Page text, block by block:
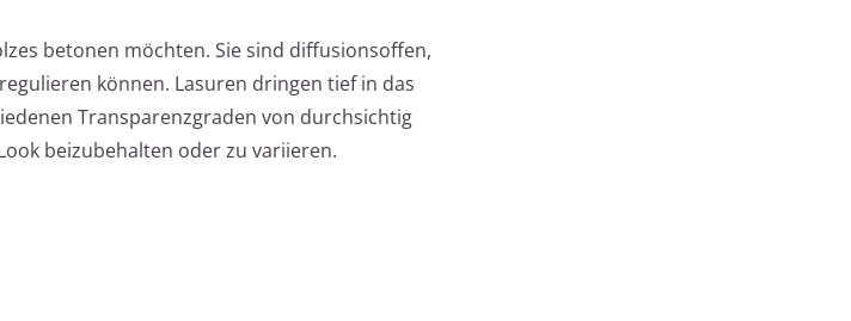
betonen möchten. Sie sind diffusionsoffen,
können. Lasuren dringen tief in das
Transparenzgraden von durchsichtig
beizubehalten oder zu variieren.